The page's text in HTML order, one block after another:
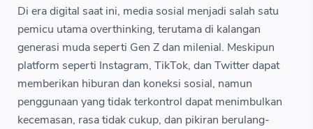
Di era digital saat ini, media sosial menjadi salah satu
pemicu utama overthinking, terutama di kalangan
generasi muda seperti Gen Z dan milenial. Meskipun
platform seperti Instagram, TikTok, dan Twitter dapat
memberikan hiburan dan koneksi sosial, namun
penggunaan yang tidak terkontrol dapat menimbulkan
kecemasan, rasa tidak cukup, dan pikiran berulang-